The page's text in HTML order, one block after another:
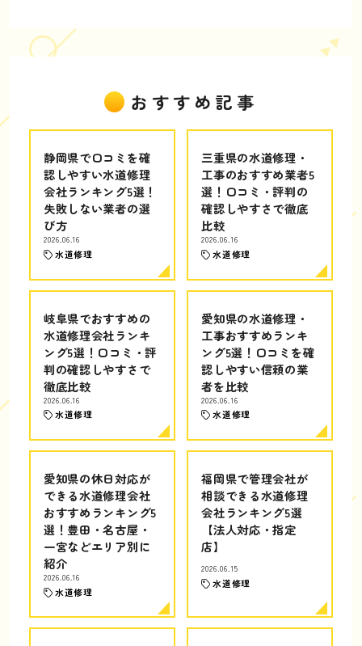
おすすめ記事
静岡県で口コミを確
認しやすい水道修理
会社ランキング5選！
失敗しない業者の選
び方
2026.06.16
水道修理
三重県の水道修理・
工事のおすすめ業者5
選！口コミ・評判の
確認しやすさで徹底
比較
2026.06.16
水道修理
岐阜県でおすすめの
水道修理会社ランキ
ング5選！口コミ・評
判の確認しやすさで
徹底比較
2026.06.16
水道修理
愛知県の水道修理・
工事おすすめランキ
ング5選！口コミを確
認しやすい信頼の業
者を比較
2026.06.16
水道修理
愛知県の休日対応が
できる水道修理会社
おすすめランキング5
選！豊田・名古屋・
一宮などエリア別に
紹介
2026.06.16
水道修理
福岡県で管理会社が
相談できる水道修理
会社ランキング5選
【法人対応・指定
店】
2026.06.15
水道修理